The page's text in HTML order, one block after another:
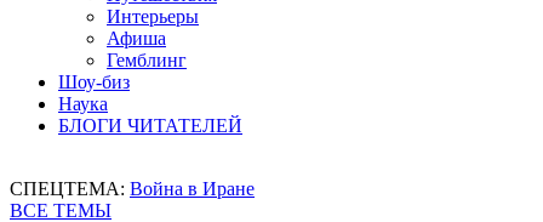
Интерьеры
Афиша
Гемблинг
Шоу-биз
Наука
БЛОГИ ЧИТАТЕЛЕЙ
СПЕЦТЕМА: Война в Иране
ВСЕ ТЕМЫ